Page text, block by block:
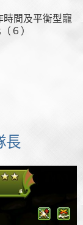
時間及平衡型寵
６）
長